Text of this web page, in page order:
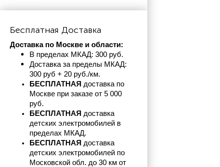
Бесплатная Доставка
Доставка по Москве и области:
В пределах МКАД: 300 руб.
Доставка за пределы МКАД:
300 руб + 20 руб./км.
БЕСПЛАТНАЯ доставка по
Москве при заказе от 5 000
руб.
БЕСПЛАТНАЯ доставка
детских электромобилей в
пределах МКАД.
БЕСПЛАТНАЯ доставка
детских электромобилей по
Московской обл. до 30 км от